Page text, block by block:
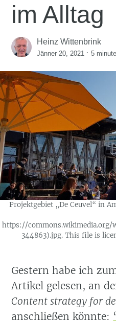
im Alltag
Heinz Wittenbrink
Jänner 20, 2021 ·5
Projektgebiet „De Ceuvel“ in
https://commons.wikimedia.org/
344863).jpg. This file is
Gestern habe ich
Artikel gelesen, an
Content strategy for
anschließen könnte: